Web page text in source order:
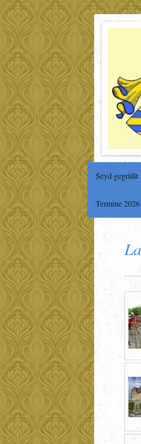
Seyd gegrüßt
Termine 2026